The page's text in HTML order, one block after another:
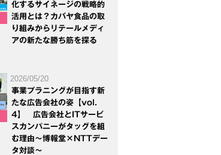
化するサイネージの戦略的
活用とは？カバヤ食品の取
り組みからリテールメディ
アの新たな勝ち筋を探る
2026/05/20
事業プラニングが目指す新
たな広告会社の姿【vol.
4】 広告会社とITサービ
スカンパニーがタッグを組
む理由～博報堂×NTTデー
タ対談～